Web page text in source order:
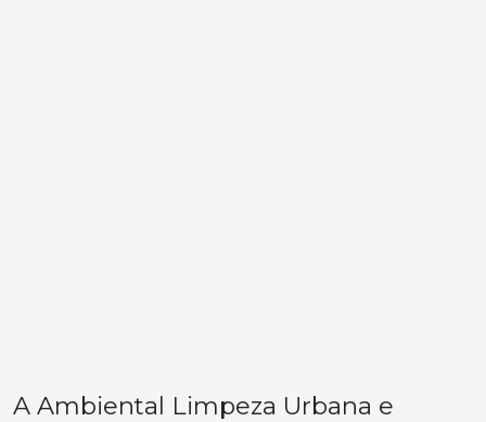
A Ambiental Limpeza Urbana e